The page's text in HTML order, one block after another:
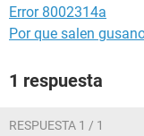
Error 8002314a
Por que salen
1 respuesta
RESPUESTA 1 / 1